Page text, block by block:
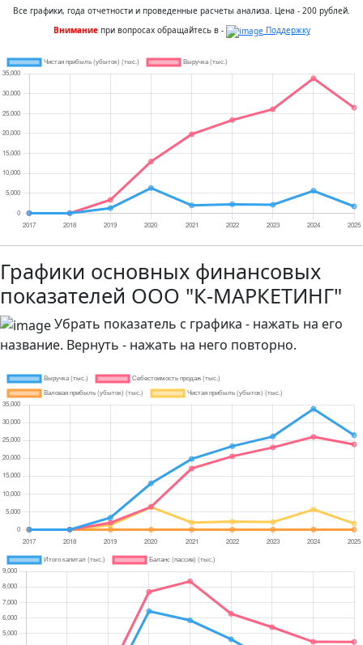
Все графики, года отчетности и проведенные расчеты анализа. Цена - 200 рублей.
Внимание при вопросах обращайтесь в - Поддержку
Графики основных финансовых
показателей ООО "К-МАРКЕТИНГ"
Убрать показатель с графика - нажать на его
название. Вернуть - нажать на него повторно.